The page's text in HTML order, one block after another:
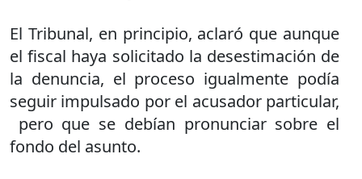
El Tribunal, en principio, aclaró que aunque
el fiscal haya solicitado la desestimación de
la denuncia, el proceso igualmente podía
seguir impulsado por el acusador particular,
pero que se debían pronunciar sobre el
fondo del asunto.